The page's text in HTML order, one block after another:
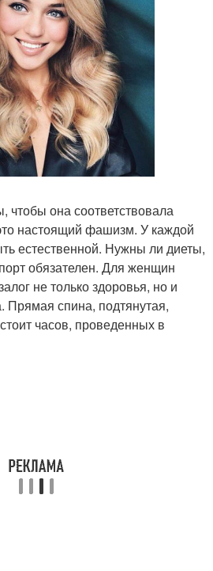
чтобы она соответствовала
настоящий фашизм. У каждой
естественной. Нужны ли диеты,
обязателен. Для женщин
не только здоровья, но и
Прямая спина, подтянутая,
часов, проведенных в